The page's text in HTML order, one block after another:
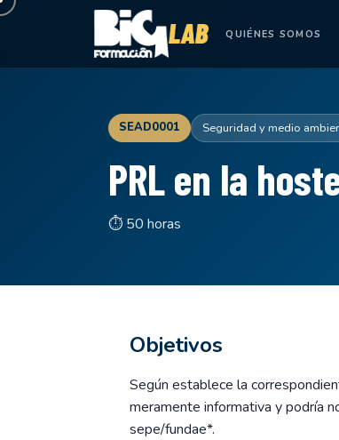
QUIÉNES SOMOS
SEAD0001 Seguridad y medio
PRL en la
⏱ 50 horas
Objetivos
Según establece la
meramente informativa y podría
sepe/fundae*.